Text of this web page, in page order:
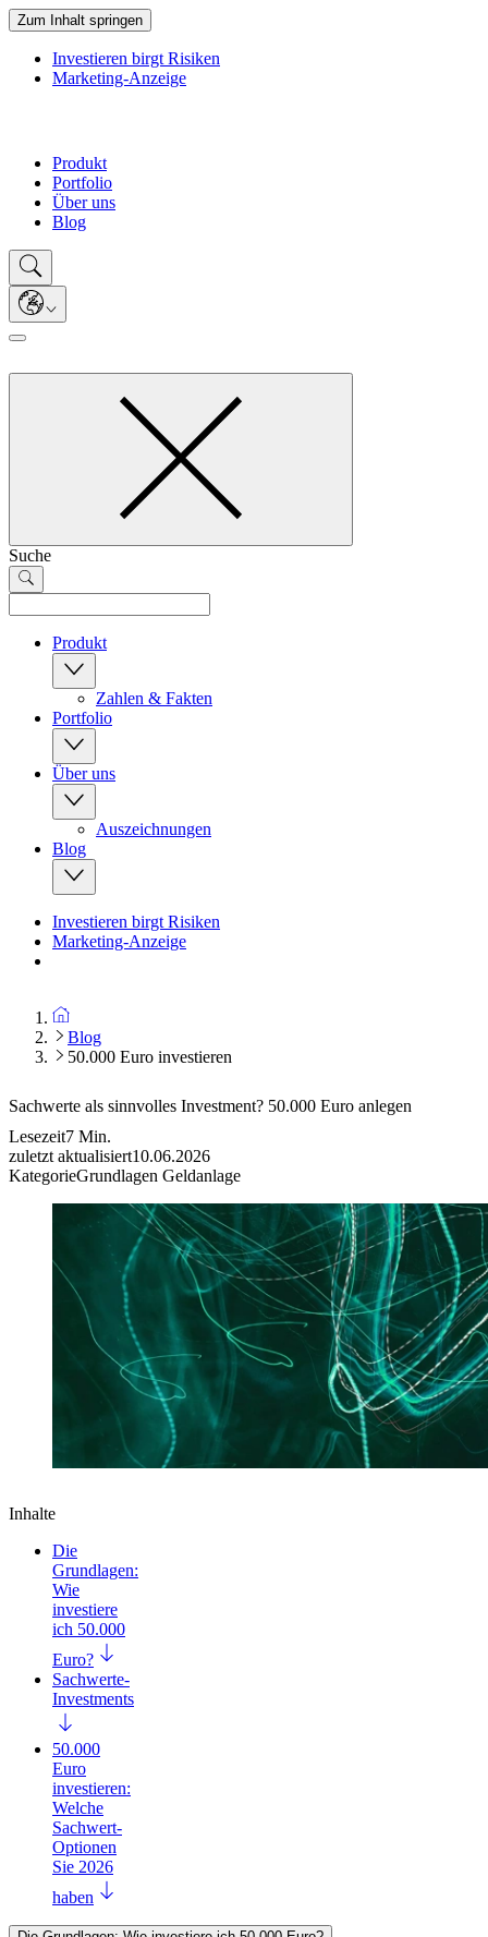
Zum Inhalt springen
Investieren birgt Risiken
Marketing-Anzeige
Produkt
Portfolio
Über uns
Blog
Suche
Produkt
Zahlen & Fakten
Portfolio
Über uns
Auszeichnungen
Blog
Investieren birgt Risiken
Marketing-Anzeige
Blog
50.000 Euro investieren
Sachwerte als sinnvolles Investment? 50.000 Euro anlegen
Lesezeit7 Min.
zuletzt aktualisiert10.06.2026
KategorieGrundlagen Geldanlage
Inhalte
Die
Grundlagen:
Wie
investiere
ich 50.000
Euro?
Sachwerte-
Investments
50.000
Euro
investieren:
Welche
Sachwert-
Optionen
Sie 2026
haben